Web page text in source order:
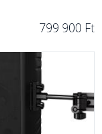
799 900 Ft